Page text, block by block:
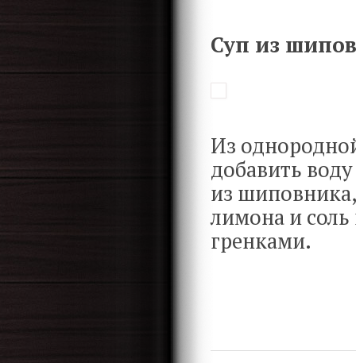
Суп из
Из
добавить
из
лимона и
гренками.